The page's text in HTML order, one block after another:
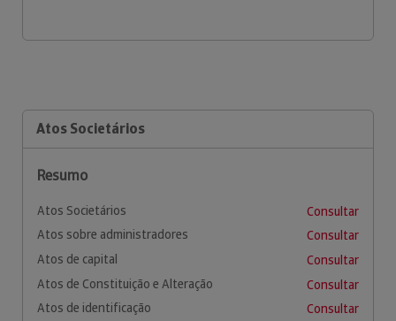
Atos Societários
Resumo
Atos Societários
Consultar
Atos sobre administradores
Consultar
Atos de capital
Consultar
Atos de Constituição e Alteração
Consultar
Atos de identificação
Consultar